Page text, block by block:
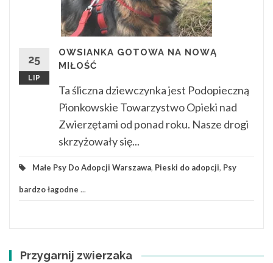
25
LIP
OWSIANKA GOTOWA NA NOWĄ
MIŁOŚĆ
Ta śliczna dziewczynka jest Podopieczną
Pionkowskie Towarzystwo Opieki nad
Zwierzętami od ponad roku. Nasze drogi
skrzyżowały się...
Małe Psy Do Adopcji Warszawa, Pieski do adopcji, Psy
bardzo łagodne ...
Przygarnij zwierzaka